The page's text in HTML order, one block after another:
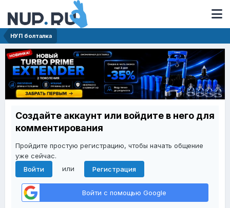
НУП болталка
Создайте аккаунт или войдите в него для
комментирования
Пройдите простую регистрацию, чтобы начать общение
уже сейчас.
Войти
или Регистрация
Войти с помощью Google